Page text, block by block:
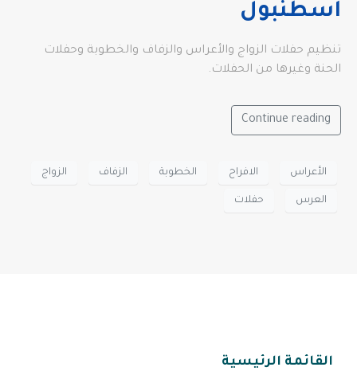
اسطنبول
تنظيم حفلات الزواج والأعراس والزفاف والخطوبة وحفلات
الحنة وغيرها من الحفلات.
Continue reading
الأعراس الافراح الخطوبة الزفاف الزواج
العرس حفلات
القائمة الرئيسية